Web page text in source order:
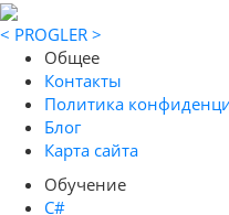
< PROGLER >
Общее
Контакты
Политика
Блог
Карта сайта
Обучение
C#